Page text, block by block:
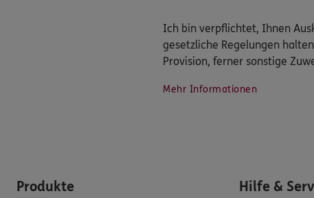
Ich bin verpflichtet, Ihnen
gesetzliche Regelungen
Provision, ferner sonstige
Mehr Informationen
Produkte Hilfe &